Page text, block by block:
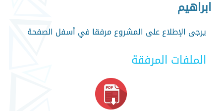
ابراهيم
يرجى الإطلاع على المشروع مرفقا في أسفل الصفحة
الملفات المرفقة